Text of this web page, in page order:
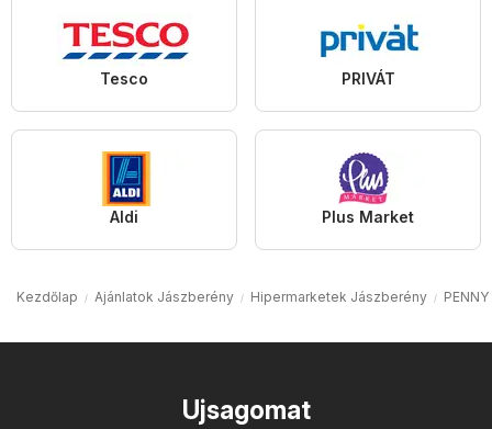
Tesco PRIVÁT
Aldi Plus Market
Kezdőlap Ajánlatok Jászberény Hipermarketek Jászberény
Ujsagomat